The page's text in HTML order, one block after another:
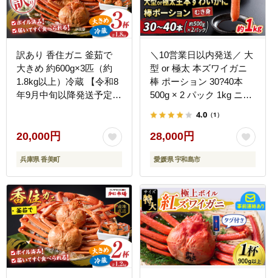
訳あり 香住ガニ 釜茹で
大きめ 約600g×3匹（約
1.8kg以上）冷蔵 【令和8
年9月中旬以降発送予定】
20,000円
兵庫県 香美町
＼10営業日以内発送／ 大
型 or 極太 本ズワイガニ
棒 ポーション 30?40本
500g × 2 パック 1kg ニュ
蟹 kani 鍋 D028-116006
4.0 （1）
28,000円
愛媛県 宇和島市